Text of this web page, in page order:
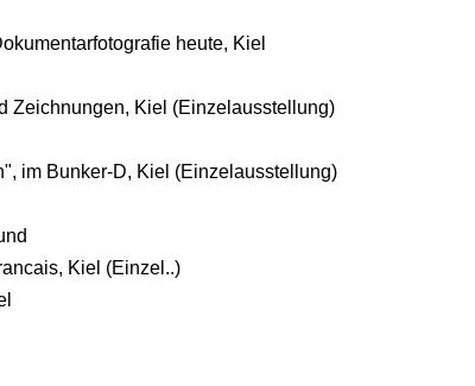
heute, Kiel
Zeichnungen, Kiel (Einzelausstellung)
im Bunker-D, Kiel (Einzelausstellung)
Kiel (Einzel..)